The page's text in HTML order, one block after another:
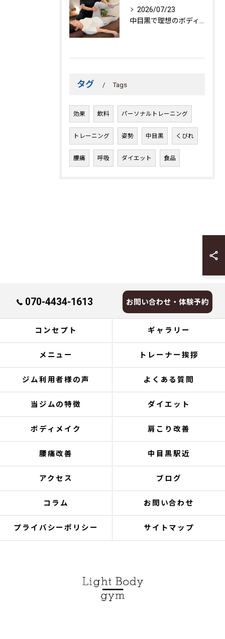
2026/07/23
タグ Tags
効果 飲料 パーソナルトレーニング
トレーニング 姿勢 中目黒 くびれ
腰痛 呼吸 ダイエット 食品
070-4434-1613 お問い合わせ・体験予約
コンセプト ギャラリー
メニュー トレーナー挨拶
ジム利用者様の声 よくある質問
当ジムの特徴 ダイエット
ボディメイク 肩こり改善
腰痛改善 中目黒駅近
アクセス ブログ
コラム お問い合わせ
プライバシーポリシー サイトマップ